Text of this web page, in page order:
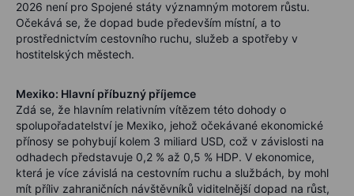
2026 není pro Spojené státy významným motorem růstu.
Očekává se, že dopad bude především místní, a to
prostřednictvím cestovního ruchu, služeb a spotřeby v
hostitelských městech.
Mexiko: Hlavní příbuzný příjemce
Zdá se, že hlavním relativním vítězem této dohody o
spolupořadatelství je Mexiko, jehož očekávané ekonomické
přínosy se pohybují kolem 3 miliard USD, což v závislosti na
odhadech představuje 0,2 % až 0,5 % HDP. V ekonomice,
která je více závislá na cestovním ruchu a službách, by mohl
mít příliv zahraničních návštěvníků viditelnější dopad na růst,